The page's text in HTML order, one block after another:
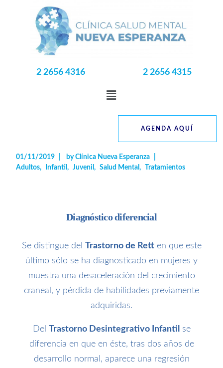
2 2656 4316 2 2656 4315
AGENDA AQUÍ
01/11/2019 byClínica Nueva Esperanza
Adultos
Infantil Juvenil Salud Mental Tratamientos
Diagnóstico diferencial
Se distingue del Trastorno de Rett en que este
último sólo se ha diagnosticado en mujeres y
muestra una desaceleración del crecimiento
craneal, y pérdida de habilidades previamente
adquiridas.
Del Trastorno Desintegrativo Infantil
se
diferencia en que en éste, tras dos años de
desarrollo normal, aparece una regresión